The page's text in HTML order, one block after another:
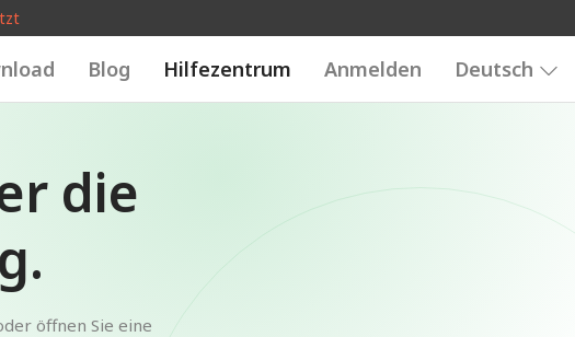
Blog Hilfezentrum Anmelden Deutsch
die
öffnen Sie eine